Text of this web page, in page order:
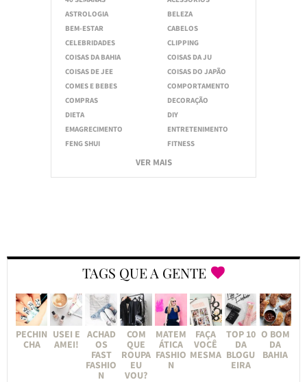
ASTROLOGIA
BELEZA
BEM-ESTAR
CABELOS
CELEBRIDADES
CLIPPING
COISAS DA BAHIA
COISAS DA JU
COISAS DE JEE
COISAS DO JAPÃO
COMES E BEBES
COMPORTAMENTO
COMPRAS
DECORAÇÃO
DIETA
DIY
EMAGRECIMENTO
ENTRETENIMENTO
FENG SHUI
FITNESS
VER MAIS
TAGS QUE A GENTE
PECHIN
CHA
USEI E
AMEI!
ACHAD
OS
FAST
FASHIO
N
COM
QUE
ROUPA
EU
VOU?
MATEM
ÁTICA
FASHIO
N
FAÇA
VOCÊ
MESMA
TOP 10
DA
BLOGU
EIRA
O BOM
DA
BAHIA